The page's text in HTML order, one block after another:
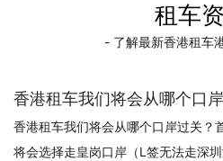
租车
- 了解最新香港租车
香港租车我们将会从哪个口
香港租车我们将会从哪个口岸过关？
将会选择走皇岗口岸（L签无法走深